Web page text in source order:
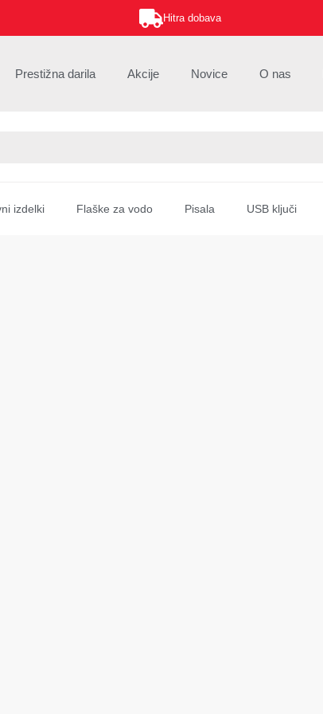
Hitra dobava
Prestižna darila Akcije Novice O nas
izdelki Flaške za vodo Pisala USB ključi